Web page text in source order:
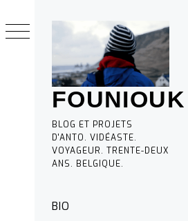
FOUNIOUK
BLOG ET PROJETS
D'ANTO. VIDÉASTE.
VOYAGEUR. TRENTE-DEUX
ANS. BELGIQUE.
Primary
Menu
BIO
to
content